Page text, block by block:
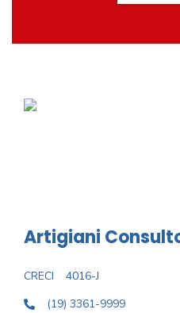
Artigiani
CRECI
4016-J
(19) 3361-9999